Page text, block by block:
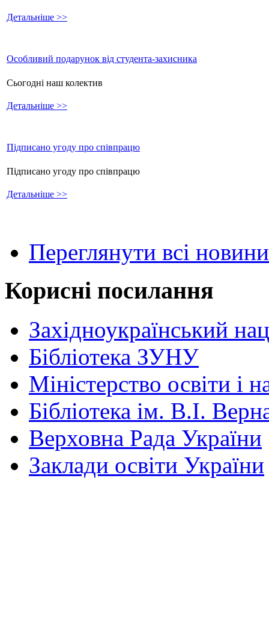
Детальніше >>
Особливий подарунок від студента-захисника
Сьогодні наш колектив
Детальніше >>
Підписано угоду про співпрацю
Підписано угоду про співпрацю
Детальніше >>
Переглянути всі новини
Корисні посилання
Західноукраїнський
Бібліотека ЗУНУ
Міністерство освіти і
Бібліотека ім. В.І.
Верховна Рада України
Заклади освіти України